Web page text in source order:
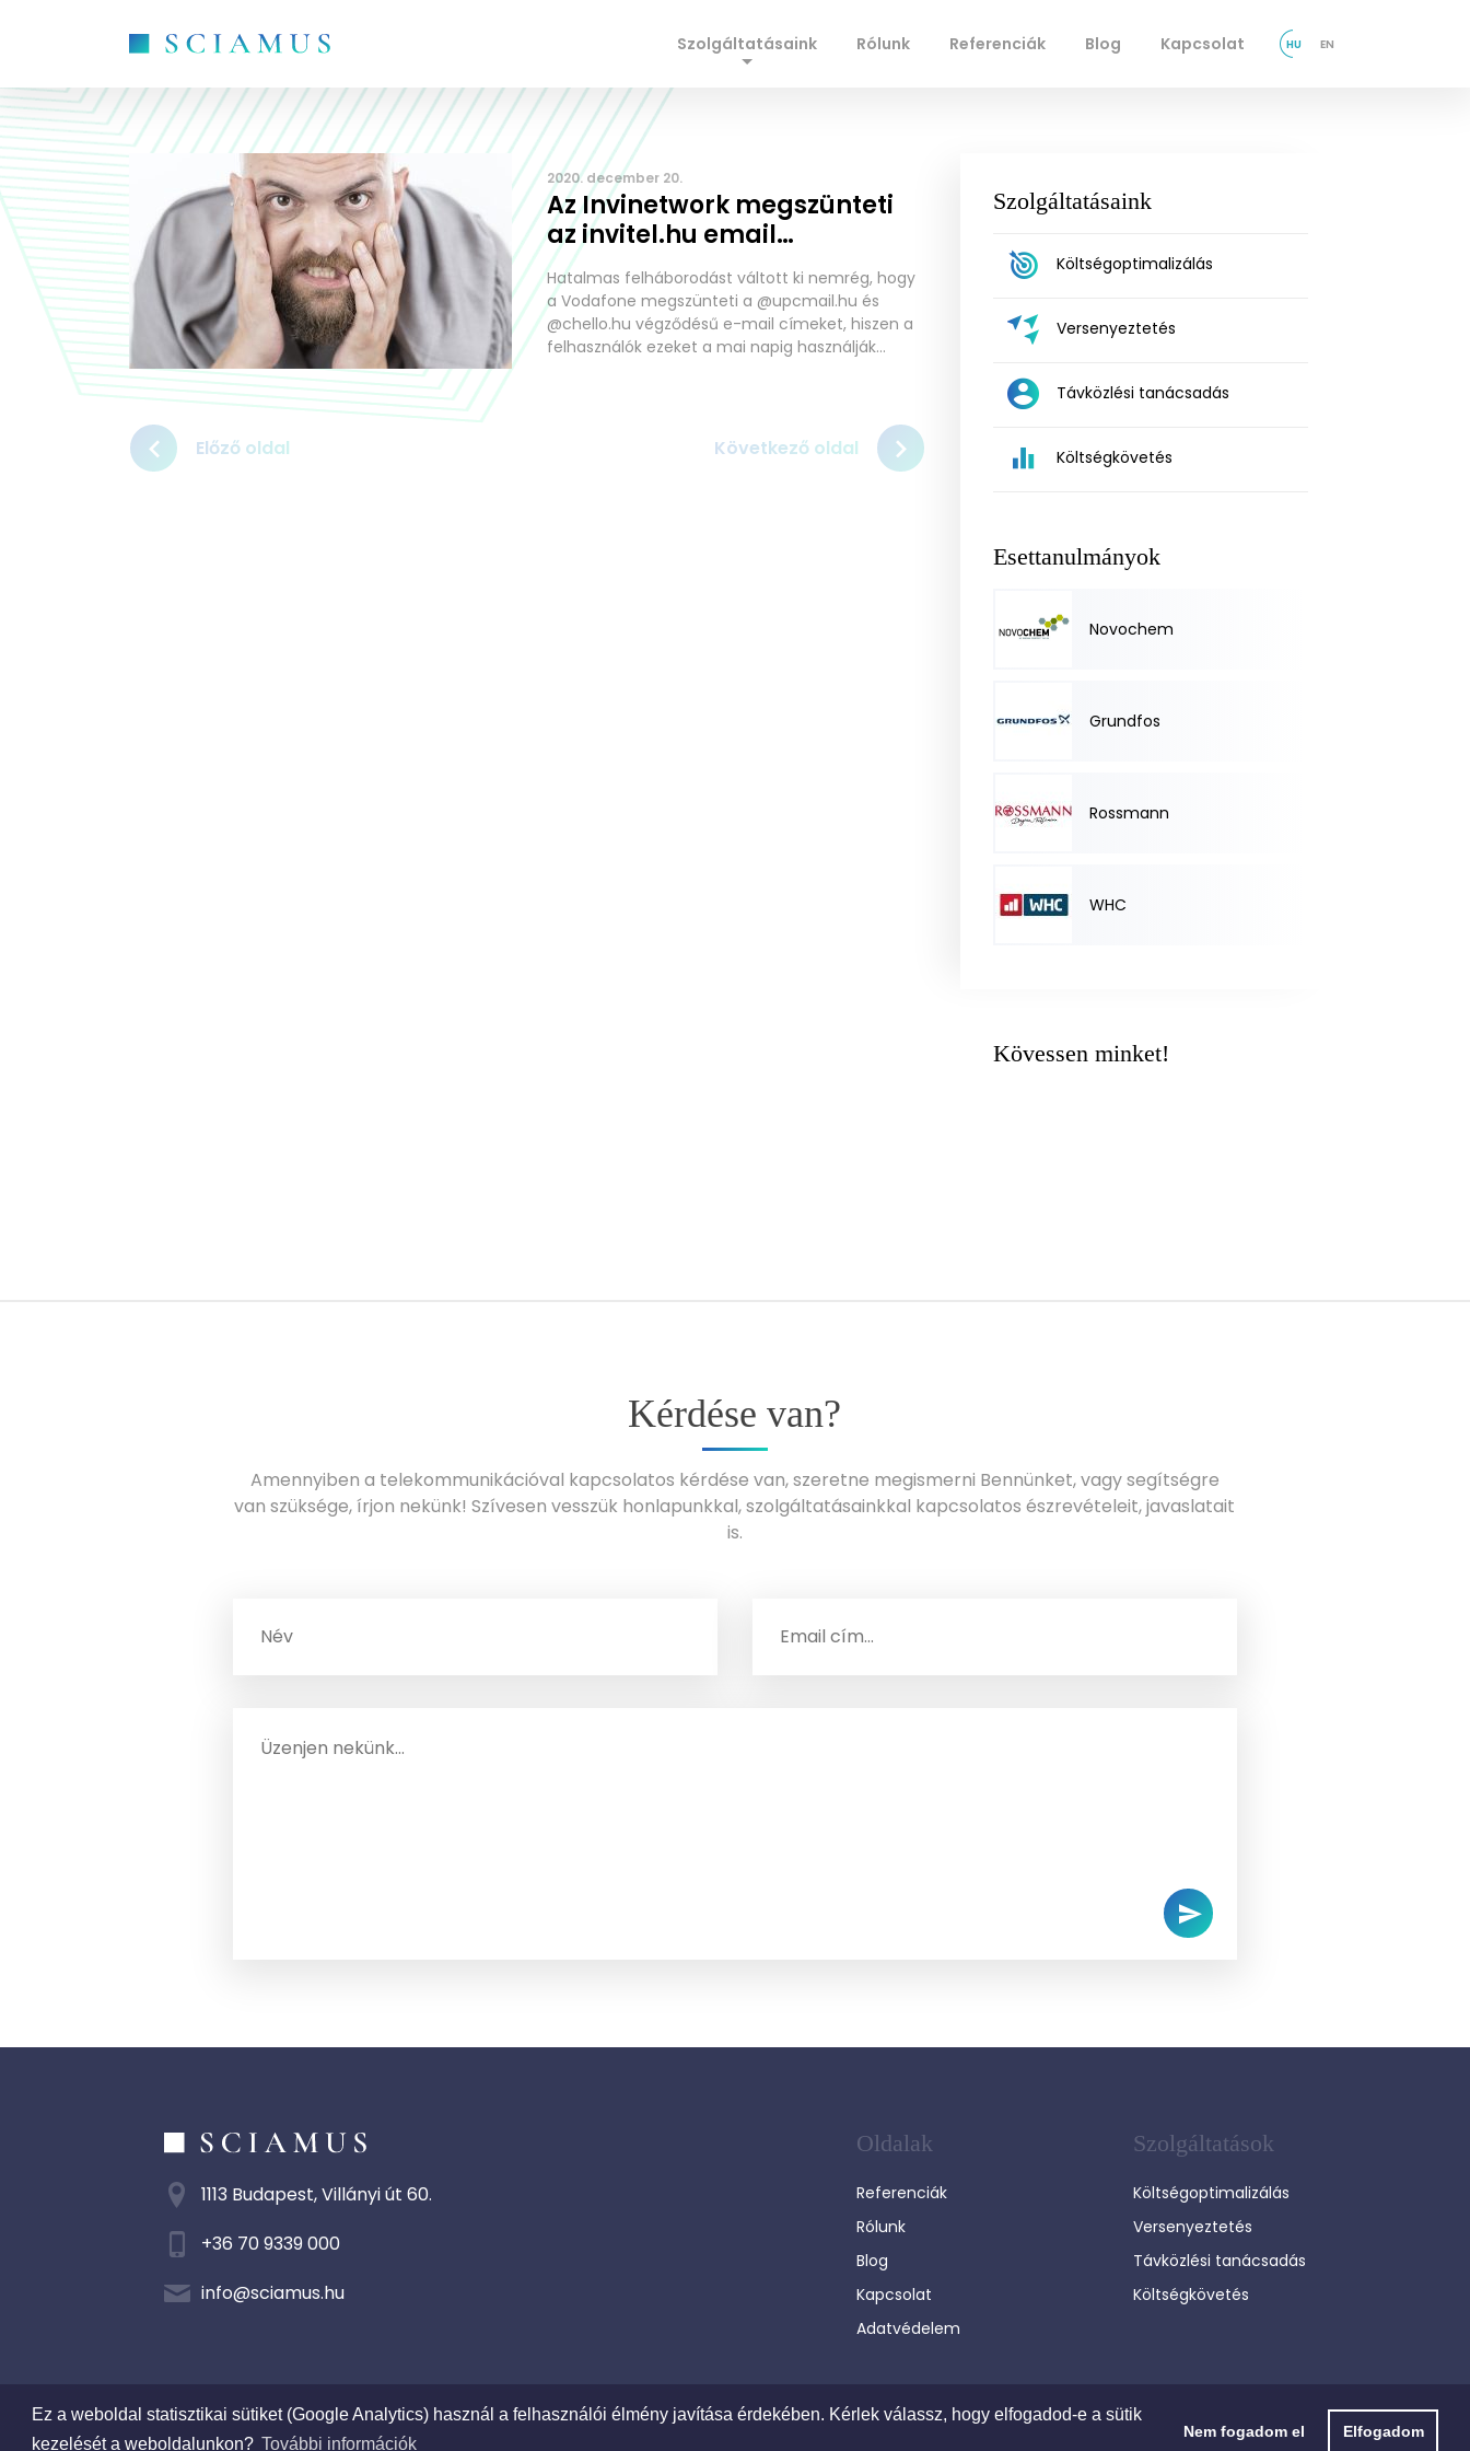
Ez a weboldal statisztikai sütiket (Google Analytics) használ a felhasználói élmény javítása érdekében. Kérlek válassz, hogy elfogadod-e a sütik
kezelését a weboldalunkon? További információk
Nem fogadom el Elfogadom
Szolgáltatásaink Rólunk Referenciák Blog Kapcsolat HU EN
2020. december 20.
Az Invinetwork megszünteti
az invitel.hu email
végződéseket
Hatalmas felháborodást váltott ki nemrég, hogy
a Vodafone megszünteti a @upcmail.hu és
@chello.hu végződésű e-mail címeket, hiszen a
felhasználók ezeket a mai napig használják
nyomdokaiban járva hasonlóképp tesz. Ugrik
minden @globonet.hu, @invitel.hu, @vnet.hu,
Előző oldal Következő oldal
Szolgáltatásaink
Költségoptimalizálás
Versenyeztetés
Távközlési tanácsadás
Költségkövetés
Esettanulmányok
Novochem
Grundfos
Rossmann
WHC
Kövessen minket!
Kérdése van?
Amennyiben a telekommunikációval kapcsolatos kérdése van, szeretne megismerni Bennünket, vagy segítségre
van szüksége, írjon nekünk! Szívesen vesszük honlapunkkal, szolgáltatásainkkal kapcsolatos észrevételeit, javaslatait
is.
1113 Budapest, Villányi út 60.
+36 70 9339 000
info@sciamus.hu
Oldalak
Referenciák
Rólunk
Blog
Kapcsolat
Adatvédelem
Szolgáltatások
Költségoptimalizálás
Versenyeztetés
Távközlési tanácsadás
Költségkövetés
SciamuS Facebook © 2003-2026 SciamuS | Minden Jog fenntartva!